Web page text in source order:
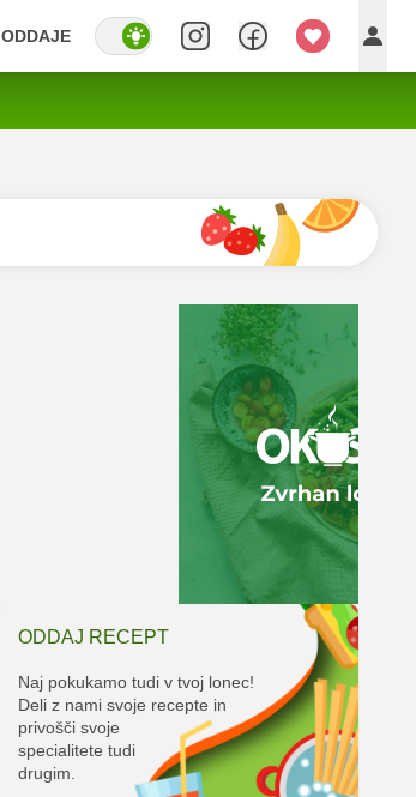
ODDAJE
ODDAJ RECEPT
Naj pokukamo tudi v tvoj lonec!
Deli z nami svoje recepte in
privošči svoje
specialitete tudi
drugim.